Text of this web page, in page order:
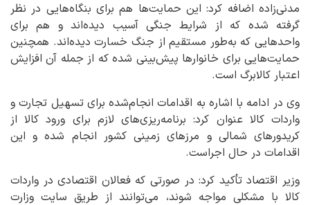
مدنی‌زاده اضافه کرد: این حمایت‌ها هم برای بنگاه‌هایی در نظر
گرفته شده که از شرایط جنگی آسیب دیده‌اند و هم برای
واحدهایی که به‌طور مستقیم از جنگ خسارت دیده‌اند. همچنین
حمایت‌هایی برای خانوارها پیش‌بینی شده که از جمله آن افزایش
اعتبار کالابرگ است.
وی در ادامه با اشاره به اقدامات انجام‌شده برای تسهیل تجارت و
واردات کالا عنوان کرد: برنامه‌ریزی‌های لازم برای ورود کالا از
کریدورهای شمالی و مرزهای زمینی کشور انجام شده و این
اقدامات در حال اجراست.
وزیر اقتصاد تأکید کرد: در صورتی که فعالان اقتصادی در واردات
کالا با مشکلی مواجه شوند، می‌توانند از طریق سایت وزارت